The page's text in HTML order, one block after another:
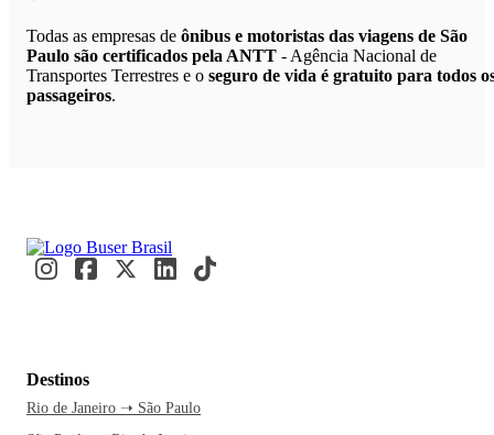
Todas as empresas de ônibus e motoristas das viagens de São
Paulo são certificados pela ANTT - Agência Nacional de
Transportes Terrestres e o seguro de vida é gratuito para todos
passageiros.
Destinos
Rio de Janeiro ➝ São Paulo